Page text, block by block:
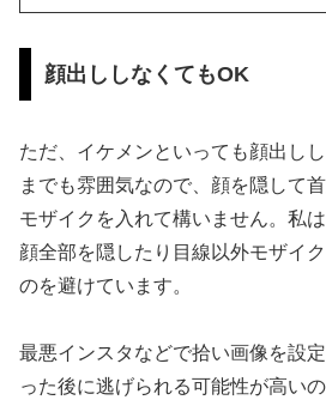
顔出ししなくてもOK
ただ、イケメンといっても顔出し
までも雰囲気なので、顔を隠して
モザイクを入れて構いません。私
顔全部を隠したり目線以外モザイ
のを避けています。
最悪インスタなどで拾い画像を設
った後に逃げられる可能性が高い